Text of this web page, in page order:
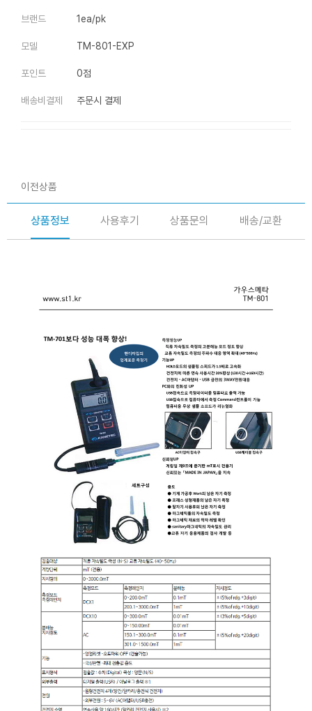
브랜드 1ea/pk
모델 TM-801-EXP
포인트 0점
배송비결제 주문시 결제
이전상품
상품정보 사용후기 상품문의 배송/교환